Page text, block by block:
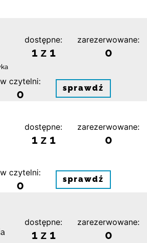
dostępne:
1 z 1
zarezerwowane:
0
w czytelni:
0 sprawdź
dostępne:
1 z 1
zarezerwowane:
0
w czytelni:
0 sprawdź
dostępne:
1 z 1
zarezerwowane:
0